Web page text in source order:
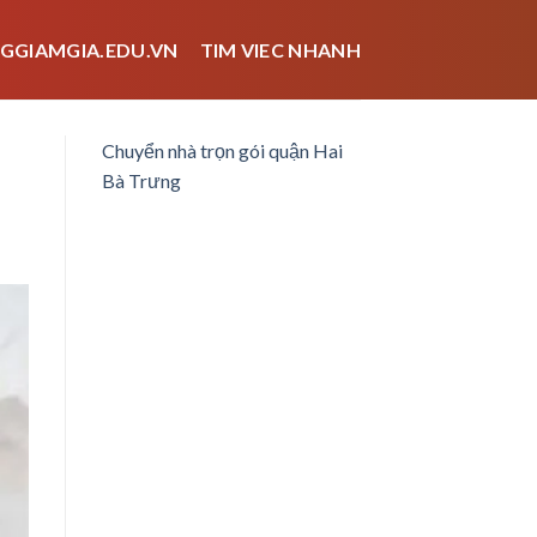
TIM VIEC NHANH
Chuyển nhà trọn gói quận Hai
Bà Trưng